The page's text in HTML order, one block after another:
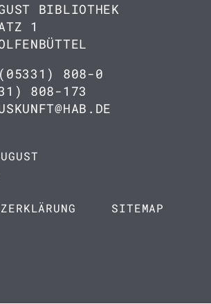
BIBLIOTHEK
1
(05331) 808-0
808-173
SITEMAP